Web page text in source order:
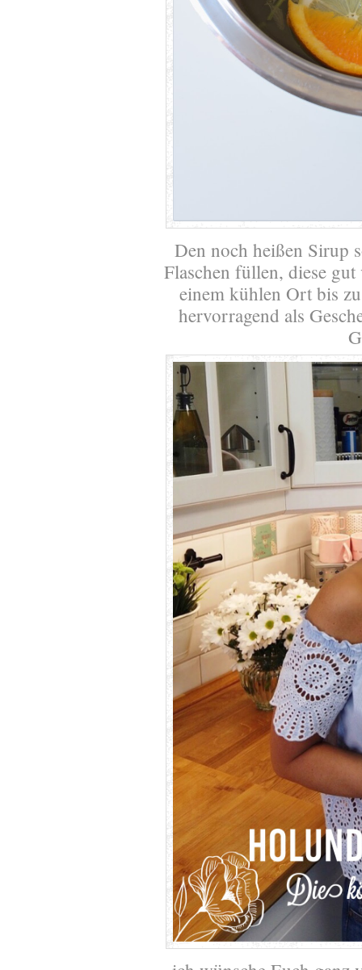
Den noch heißen Sirup
Flaschen füllen, diese
einem kühlen Ort bis
hervorragend als